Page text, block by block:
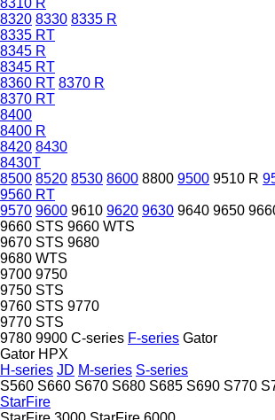
8320 8330 8335 R
8335 RT
8345 R
8345 RT
8360 RT 8370 R
8370 RT
8400
8400 R
8420 8430
8430T
8500 8520 8530 8600 8800 9500 9510 R
9560 RT
9570 9600 9610 9620 9630 9640 9650
9660 STS 9660 WTS
9670 STS 9680
9680 WTS
9700 9750
9750 STS
9760 STS 9770
9770 STS
9780 9900 C-series F-series Gator
Gator HPX
H-series JD M-series S-series
S560 S660 S670 S680 S685 S690 S770
StarFire